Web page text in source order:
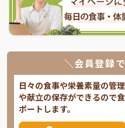
＼会員登録
日々の食事や栄養素量の管
や献立の保存ができるので
ポートします。